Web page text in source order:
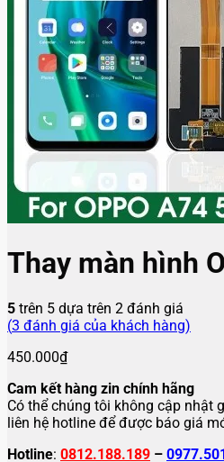
Thay màn hình
5 trên 5 dựa trên 2 đánh giá
(3 đánh giá của khách hàng)
450.000₫
Cam kết hàng zin chính hãng
Có thể chúng tôi không cập nhật
liên hệ hotline để được báo giá
Hotline: 0812.188.189 –